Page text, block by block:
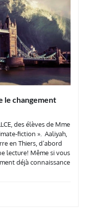
le changement
des élèves de Mme
fiction ». Aaliyah,
en Thiers, d’abord
lecture! Même si vous
déjà connaissance